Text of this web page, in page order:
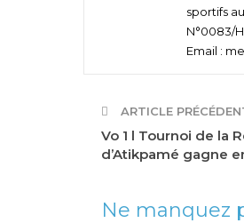
sportifs
N°0083/
Email :
ARTICLE
Vo 1 l Tournoi de la
d’Atikpamé gagne
Ne manquez